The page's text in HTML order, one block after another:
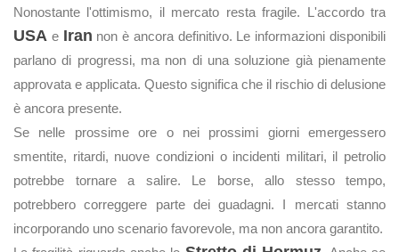
Nonostante l'ottimismo, il mercato resta fragile. L'accordo tra
USA e Iran non è ancora definitivo. Le informazioni disponibili
parlano di progressi, ma non di una soluzione già pienamente
approvata e applicata. Questo significa che il rischio di delusione
è ancora presente.
Se nelle prossime ore o nei prossimi giorni emergessero
smentite, ritardi, nuove condizioni o incidenti militari, il petrolio
potrebbe tornare a salire. Le borse, allo stesso tempo,
potrebbero correggere parte dei guadagni. I mercati stanno
incorporando uno scenario favorevole, ma non ancora garantito.